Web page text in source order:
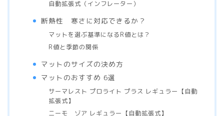
自動拡張式（インフレーター）
断熱性 寒さに対応できるか？
マットを選ぶ基準になるR値とは？
R値と季節の関係
マットのサイズの決め方
マットのおすすめ 6選
サーマレスト プロライト プラス レギュラー【自動
拡張式】
ニーモ ゾア レギュラー【自動拡張式】